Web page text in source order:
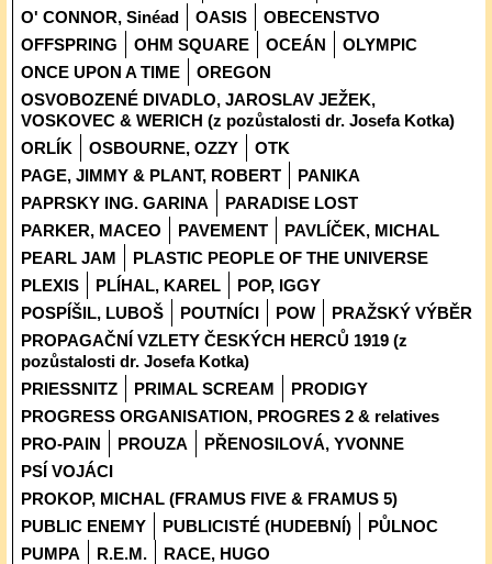
O' CONNOR, Sinéad
OASIS
OBECENSTVO
OFFSPRING
OHM SQUARE OCEÁN
OLYMPIC
ONCE UPON A TIME
OREGON
OSVOBOZENÉ DIVADLO, JAROSLAV JEŽEK,
VOSKOVEC & WERICH (z pozůstalosti dr. Josefa Kotka)
ORLÍK
OSBOURNE, OZZY
OTK
PAGE, JIMMY & PLANT, ROBERT
PANIKA
PAPRSKY ING. GARINA
PARADISE LOST
PARKER, MACEO
PAVEMENT
PAVLÍČEK, MICHAL
PEARL JAM
PLASTIC PEOPLE OF THE UNIVERSE
PLEXIS
PLÍHAL, KAREL
POP, IGGY
POSPÍŠIL, LUBOŠ
POUTNÍCI POW
PRAŽSKÝ VÝBĚR
PROPAGAČNÍ VZLETY ČESKÝCH HERCŮ 1919 (z
pozůstalosti dr. Josefa Kotka)
PRIESSNITZ
PRIMAL SCREAM
PRODIGY
PROGRESS ORGANISATION, PROGRES 2 & relatives
PRO-PAIN
PROUZA
PŘENOSILOVÁ, YVONNE
PSÍ VOJÁCI
PROKOP, MICHAL (FRAMUS FIVE & FRAMUS 5)
PUBLIC ENEMY
PUBLICISTÉ (HUDEBNÍ)
PŮLNOC
PUMPA
R.E.M. RACE, HUGO